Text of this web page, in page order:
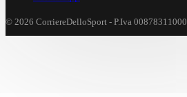
© 2026 CorriereDelloSport - P.Iva 00878311000